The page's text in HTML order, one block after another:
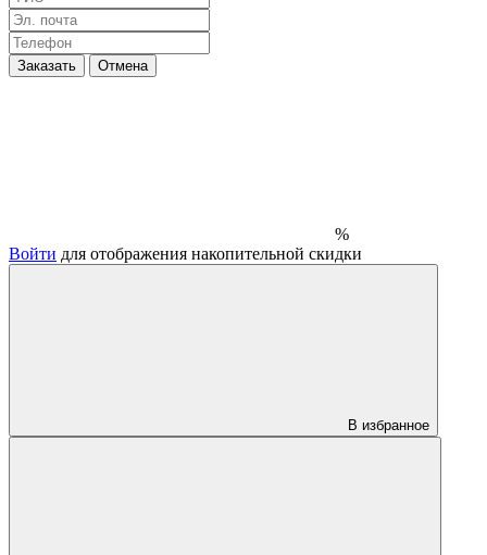
Заказать Отмена
%
Войти для отображения накопительной скидки
В избранное